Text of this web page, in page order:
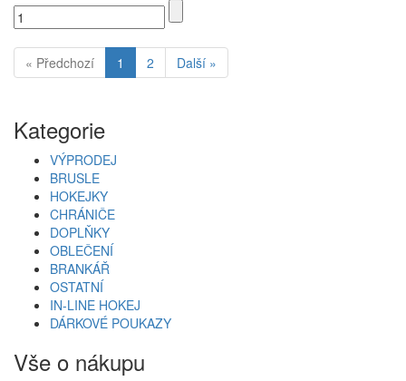
« Předchozí 1 2 Další »
Kategorie
VÝPRODEJ
BRUSLE
HOKEJKY
CHRÁNIČE
DOPLŇKY
OBLEČENÍ
BRANKÁŘ
OSTATNÍ
IN-LINE HOKEJ
DÁRKOVÉ POUKAZY
Vše o nákupu